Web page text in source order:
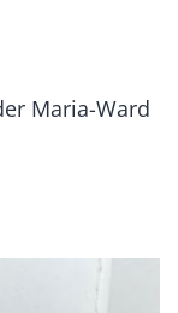
Maria-Ward